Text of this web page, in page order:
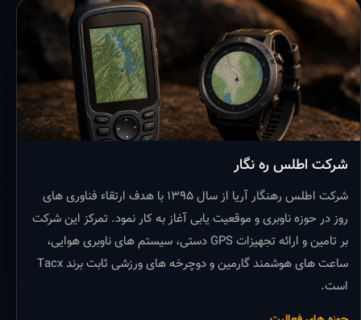
شرکت اطلس ره نگار
شرکت اطلس رهنگار آریا از سال ۱۳۹۵ با هدف ارتقاء فناوری های
روز در حوزه ناوبری و موقعیت یابی آغاز به کار نمود. تمرکز این شرکت
بر تامین و ارائه تجهیزات GPS دستی، سیستم های ناوبری هوایی،
ساعت های هوشمند گارمین و دوچرخه های ورزشی ثابت برند Tacx
است.